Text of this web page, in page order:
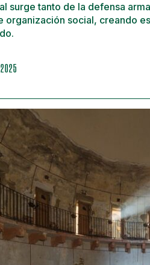
surge tanto de la defensa
organización social, creando